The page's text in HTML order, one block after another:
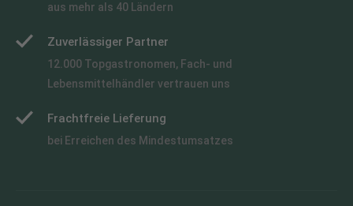
aus mehr als 40 Ländern
Zuverlässiger Partner
12.000 Topgastronomen, Fach- und
Lebensmittelhändler vertrauen uns
Frachtfreie Lieferung
bei Erreichen des Mindestumsatzes